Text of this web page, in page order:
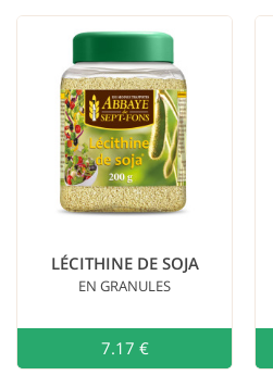
LÉCITHINE DE SOJA
EN GRANULES
7.17 €